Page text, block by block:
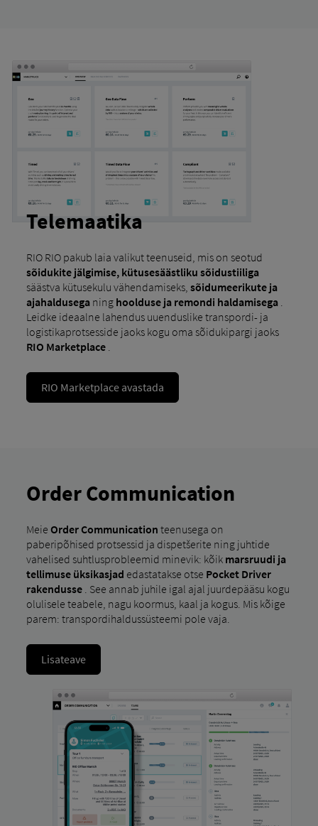
Telemaatika
RIO RIO pakub laia valikut teenuseid, mis on seotud
sõidukite jälgimise, kütusesäästliku sõidustiiliga
säästva kütusekulu vähendamiseks, sõidumeerikute ja
ajahalduseganing hoolduse ja remondi haldamisega.
Leidke ideaalne lahendus uuenduslike transpordi- ja
logistikaprotsesside jaoks kogu oma sõidukipargi jaoks
RIO Marketplace.
RIO Marketplace avastada
Order Communication
Meie Order Communication teenusega on
paberipõhised protsessid ja dispetšerite ning juhtide
vahelised suhtlusprobleemid minevik: kõik marsruudi ja
tellimuse üksikasjad edastatakse otse Pocket Driver
rakendusse. See annab juhile igal ajal juurdepääsu kogu
olulisele teabele, nagu koormus, kaal ja kogus. Mis kõige
parem: transpordihaldussüsteemi pole vaja.
Lisateave